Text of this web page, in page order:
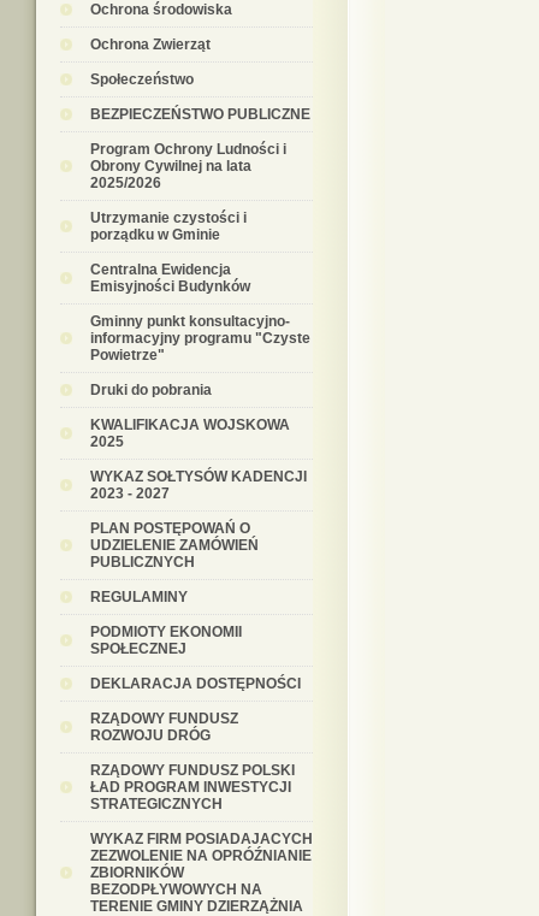
Ochrona środowiska
Ochrona Zwierząt
Społeczeństwo
BEZPIECZEŃSTWO PUBLICZNE
Program Ochrony Ludności i
Obrony Cywilnej na lata
2025/2026
Utrzymanie czystości i
porządku w Gminie
Centralna Ewidencja
Emisyjności Budynków
Gminny punkt konsultacyjno-
informacyjny programu "Czyste
Powietrze"
Druki do pobrania
KWALIFIKACJA WOJSKOWA
2025
WYKAZ SOŁTYSÓW KADENCJI
2023 - 2027
PLAN POSTĘPOWAŃ O
UDZIELENIE ZAMÓWIEŃ
PUBLICZNYCH
REGULAMINY
PODMIOTY EKONOMII
SPOŁECZNEJ
DEKLARACJA DOSTĘPNOŚCI
RZĄDOWY FUNDUSZ
ROZWOJU DRÓG
RZĄDOWY FUNDUSZ POLSKI
ŁAD PROGRAM INWESTYCJI
STRATEGICZNYCH
WYKAZ FIRM POSIADAJACYCH
ZEZWOLENIE NA OPRÓŹNIANIE
ZBIORNIKÓW
BEZODPŁYWOWYCH NA
TERENIE GMINY DZIERZĄŻNIA